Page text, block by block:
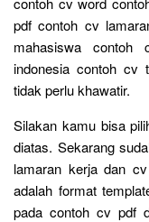
pdf contoh cv
mahasiswa
indonesia contoh cv
tidak perlu khawatir.
Silakan kamu bisa
diatas. Sekarang
lamaran kerja dan
adalah format
pada contoh cv pdf